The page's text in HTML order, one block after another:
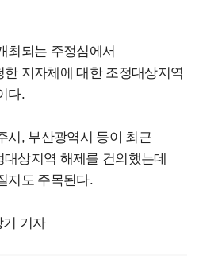
최되는 주정심에서
지자체에 대한 조정대상지역
다.
시, 부산광역시 등이 최근
상지역 해제를 건의했는데
지도 주목된다.
기 기자